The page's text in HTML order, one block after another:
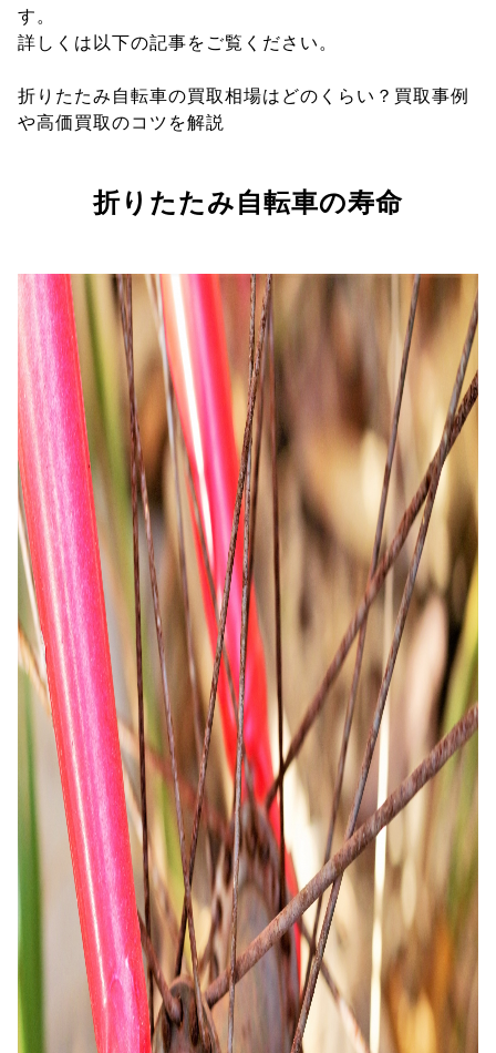
す。
詳しくは以下の記事をご覧ください。
折りたたみ自転車の買取相場はどのくらい？買取事例
や高価買取のコツを解説
折りたたみ自転車の寿命